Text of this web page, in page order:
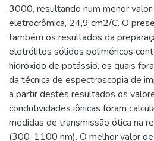
3000, resultando num menor valor
eletrocrômica, 24,9 cm2/C. O
também os resultados da
eletrólitos sólidos poliméricos
hidróxido de potássio, os quais
da técnica de espectroscopia de
a partir destes resultados os
condutividades iônicas foram
medidas de transmissão ótica na
(300-1100 nm). O melhor valor